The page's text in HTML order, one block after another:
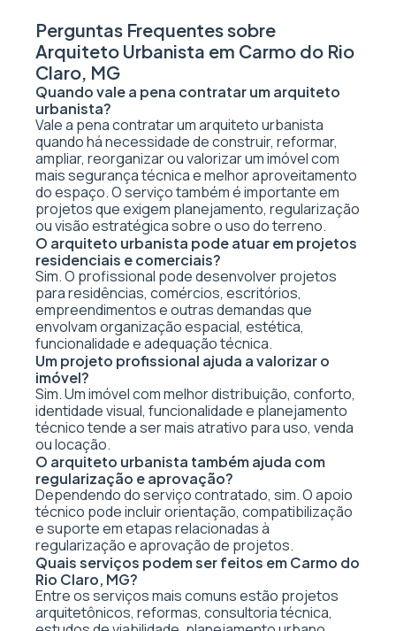
Perguntas Frequentes sobre
Arquiteto Urbanista em Carmo do Rio
Claro, MG
Quando vale a pena contratar um arquiteto
urbanista?
Vale a pena contratar um arquiteto urbanista
quando há necessidade de construir, reformar,
ampliar, reorganizar ou valorizar um imóvel com
mais segurança técnica e melhor aproveitamento
do espaço. O serviço também é importante em
projetos que exigem planejamento, regularização
ou visão estratégica sobre o uso do terreno.
O arquiteto urbanista pode atuar em projetos
residenciais e comerciais?
Sim. O profissional pode desenvolver projetos
para residências, comércios, escritórios,
empreendimentos e outras demandas que
envolvam organização espacial, estética,
funcionalidade e adequação técnica.
Um projeto profissional ajuda a valorizar o
imóvel?
Sim. Um imóvel com melhor distribuição, conforto,
identidade visual, funcionalidade e planejamento
técnico tende a ser mais atrativo para uso, venda
ou locação.
O arquiteto urbanista também ajuda com
regularização e aprovação?
Dependendo do serviço contratado, sim. O apoio
técnico pode incluir orientação, compatibilização
e suporte em etapas relacionadas à
regularização e aprovação de projetos.
Quais serviços podem ser feitos em Carmo do
Rio Claro, MG?
Entre os serviços mais comuns estão projetos
arquitetônicos, reformas, consultoria técnica,